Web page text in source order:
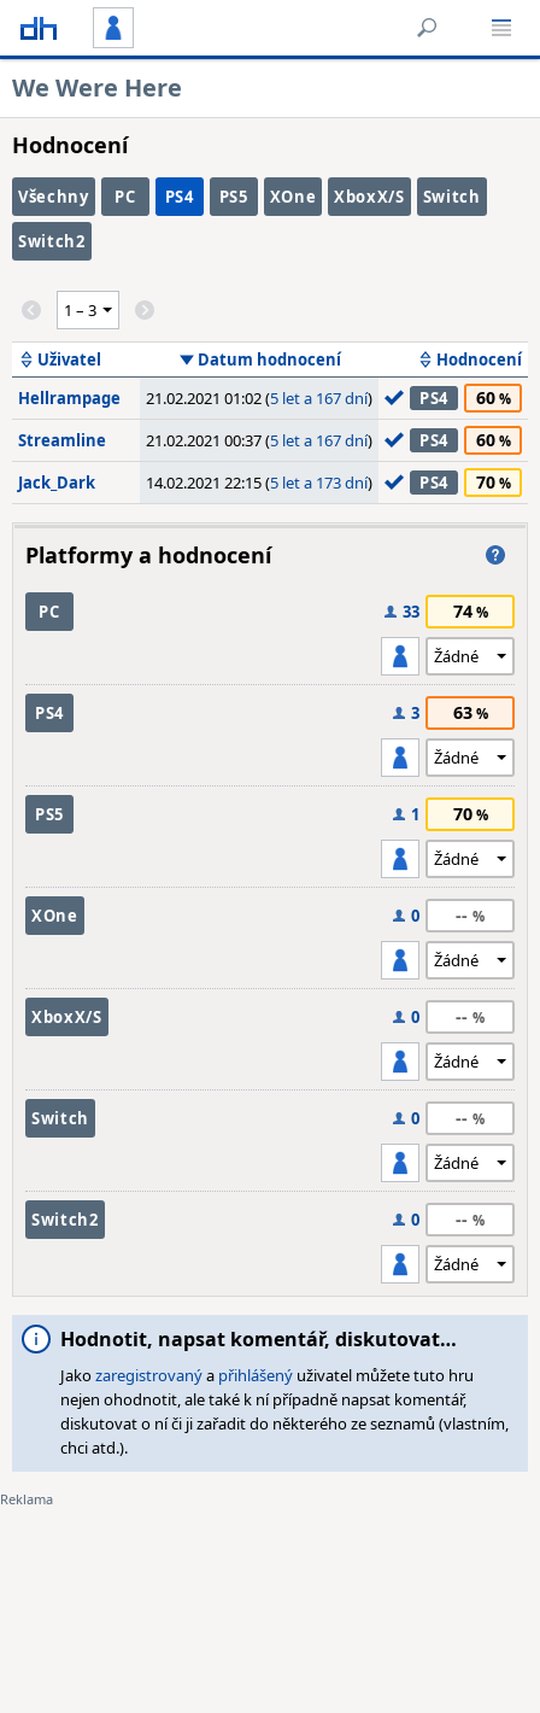
We Were Here
Hodnocení
Všechny PC PS4 PS5 XOne XboxX/S Switch
Switch2
Uživatel Datum hodnocení
Hodnocení
Hellrampage
21.02.2021 01:02 (5 let a 167 dní) PS4 60
Streamline 21.02.2021 00:37 (5 let a 167 dní) PS4 60
Jack_Dark 14.02.2021 22:15 (5 let a 173 dní) PS4 70
Platformy a hodnocení
PC 33 74
PS4 3 63
PS5 1 70
XOne 0 --
XboxX/S 0 --
Switch 0 --
Switch2 0 --
Hodnotit, napsat komentář, diskutovat…
Jakozaregistrovanýa přihlášený uživatel můžete tuto hru
nejen ohodnotit, ale také k ní případně napsat komentář,
diskutovat o ní či ji zařadit do některého ze seznamů (vlastním,
chci atd.).